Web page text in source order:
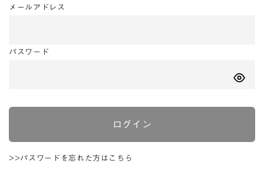
メールアドレス
パスワード
ログイン
>>パスワードを忘れた方はこちら